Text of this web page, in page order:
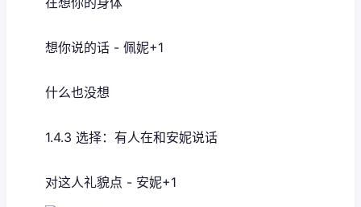
想你说的话 - 佩妮+1
什么也没想
1.4.3 选择：有人在和安妮说话
对这人礼貌点 - 安妮+1